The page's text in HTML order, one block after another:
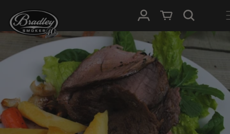
NAAR DE
CONTENT
InloggenWinkelwagen